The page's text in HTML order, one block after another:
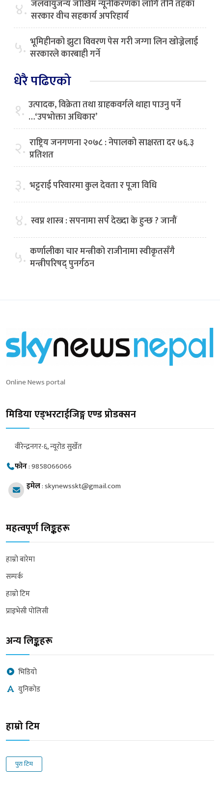
४. जलवायुजन्य जोखिम न्यूनीकरणका लागि तीनै तहका
सरकार वीच सहकार्य अपरिहार्य
५. भूमिहीनको झुटा विवरण पेस गरी जग्गा लिन खोज्नेलाई
सरकारले कारबाही गर्ने
धेरै पढिएको
१. उत्पादक, विक्रेता तथा ग्राहकवर्गले थाहा पाउनु पर्ने
…‘उपभोक्ता अधिकार’
२. राष्ट्रिय जनगणना २०७८ : नेपालको साक्षरता दर ७६.३
प्रतिशत
३. भट्टराई परिवारमा कुल देवता र पूजा विधि
४. स्वप्न शास्त्र : सपनामा सर्प देख्दा के हुन्छ ? जानौं
५. कर्णालीका चार मन्त्रीको राजीनामा स्वीकृतसँगै
मन्त्रीपरिषद् पुनर्गठन
Online News portal
मिडिया एड्भरटाईजिङ्ग एण्ड प्रोडक्सन
वीरेन्द्रनगर-६, न्यूरोड सुर्खेत
फोन:9858066066
इमेल:skynewsskt@gmail.com
महत्वपूर्ण लिङ्कहरू
हाम्रो बारेमा
सम्पर्क
हाम्रो टिम
प्राइभेसी पोलिसी
अन्य लिङ्कहरू
भिडियो
युनिकोड
हाम्रो टिम
पुरा टिम